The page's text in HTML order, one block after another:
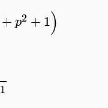
+p2 +1)
1